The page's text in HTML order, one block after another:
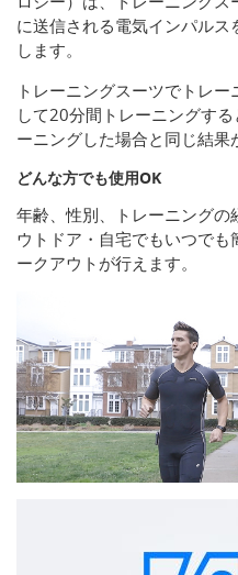
に送信される電気インパルス
します。
トレーニングスーツでトレ
して20分間トレーニングす
ーニングした場合と同じ結果
どんな方でも使用OK
年齢、性別、トレーニング
ウトドア・自宅でもいつで
ークアウトが行えます。